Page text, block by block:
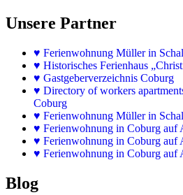
Unsere Partner
♥ Ferienwohnung Müller in
♥ Historisches Ferienhaus
♥ Gastgeberverzeichnis Coburg
♥ Directory of workers
Coburg
♥ Ferienwohnung Müller in
♥ Ferienwohnung in Coburg auf
♥ Ferienwohnung in Coburg auf
♥ Ferienwohnung in Coburg auf
Blog